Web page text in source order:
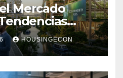
Mercado
HOUSINGECON